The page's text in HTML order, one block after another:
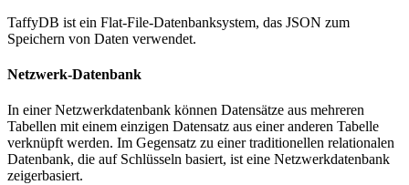
TaffyDB ist ein Flat-File-Datenbanksystem, das JSON zum
Speichern von Daten verwendet.
Netzwerk-Datenbank
In einer Netzwerkdatenbank können Datensätze aus mehreren
Tabellen mit einem einzigen Datensatz aus einer anderen Tabelle
verknüpft werden. Im Gegensatz zu einer traditionellen relationalen
Datenbank, die auf Schlüsseln basiert, ist eine Netzwerkdatenbank
zeigerbasiert.